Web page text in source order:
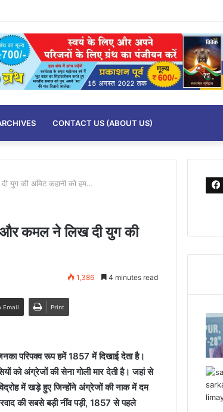
CONTACT US (ABOUT US)
युग की अमिट कहानी को हम…
और कमल ने लिख दी युग की
1,386 4 minutes read
Email Print
परिपक्व रूप हमें 1857 में दिखाई देता है।
को अंग्रेजों की सेना गोली मार देती है। जहां से
में खड़े हुए जिन्होंने अंग्रेजों की नाक में दम
की सबसे बड़ी नींव पड़ी, 1857 से पहले